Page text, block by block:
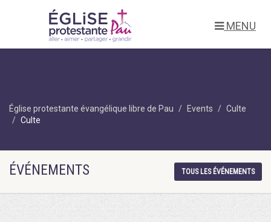
MENU
Église protestante évangélique libre de Pau Events
Culte
Culte
ÉVÉNEMENTS TOUS LES ÉVÉNEMENTS